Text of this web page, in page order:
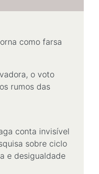
como farsa
o voto
rumos das
conta invisível
sobre ciclo
e desigualdade